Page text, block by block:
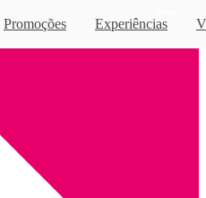
Promoções Experiências